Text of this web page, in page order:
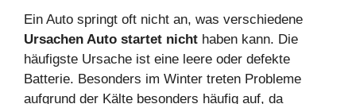
Ein Auto springt oft nicht an, was verschiedene
Ursachen Auto startet nicht haben kann. Die
häufigste Ursache ist eine leere oder defekte
Batterie. Besonders im Winter treten Probleme
aufgrund der Kälte besonders häufig auf, da